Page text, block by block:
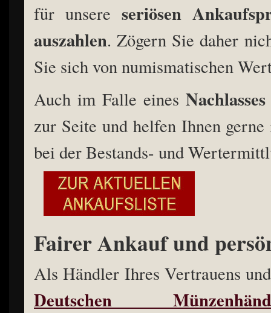
für unsere seriösen
auszahlen. Zögern Sie daher
Sie sich von numismatischen
Auch im Falle eines Nachlasses
zur Seite und helfen Ihnen
bei der Bestands- und
Fairer Ankauf und
Als Händler Ihres Vertrauens
Deutschen